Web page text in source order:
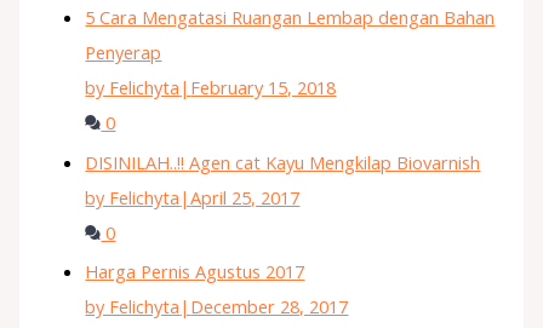
5 Cara Mengatasi Ruangan Lembap dengan Bahan
Penyerap
by Felichyta | February 15, 2018
0
DISINILAH..!! Agen cat Kayu Mengkilap Biovarnish
by Felichyta |April 25, 2017
0
Harga Pernis Agustus 2017
by Felichyta | December 28, 2017